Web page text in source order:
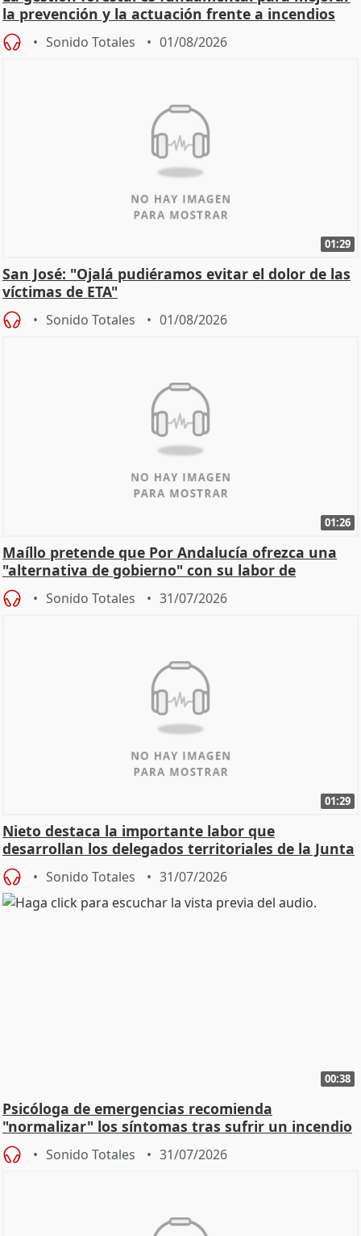
la prevención y la actuación frente a incendios
Sonido Totales 01/08/2026
01:29
San José: "Ojalá pudiéramos evitar el dolor de las
víctimas de ETA"
Sonido Totales 01/08/2026
01:26
Maíllo pretende que Por Andalucía ofrezca una
"alternativa de gobierno" con su labor de
oposición
Sonido Totales 31/07/2026
01:29
Nieto destaca la importante labor que
desarrollan los delegados territoriales de la Junta
Sonido Totales 31/07/2026
00:38
Psicóloga de emergencias recomienda
"normalizar" los síntomas tras sufrir un incendio
Sonido Totales 31/07/2026